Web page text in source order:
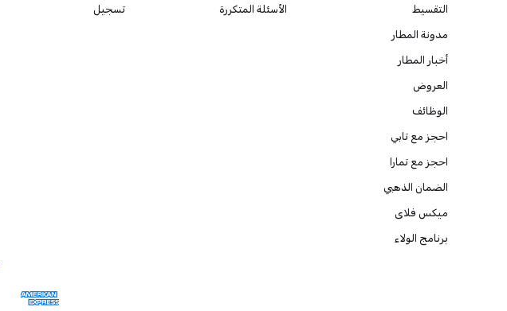
التقسيط
مدونة المطار
أخبار المطار
العروض
الوظائف
احجز مع تابي
احجز مع تمارا
الضمان الذهبي
ميكس فلاى
برنامج الولاء
الأسئلة المتكررة
تسجيل